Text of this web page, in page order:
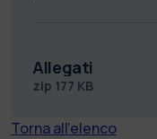
Allegati
zip 177 KB
Torna all'elenco